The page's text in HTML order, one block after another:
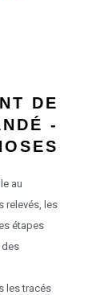
DE
-
au
relevés, les
étapes
des
les tracés